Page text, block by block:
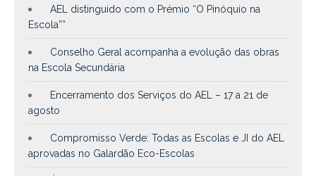
AEL distinguido com o Prémio “O Pinóquio na
Escola””
Conselho Geral acompanha a evolução das obras
na Escola Secundária
Encerramento dos Serviços do AEL – 17 a 21 de
agosto
Compromisso Verde: Todas as Escolas e JI do AEL
aprovadas no Galardão Eco-Escolas